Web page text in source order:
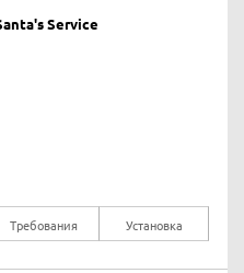
Service
Требования Установка